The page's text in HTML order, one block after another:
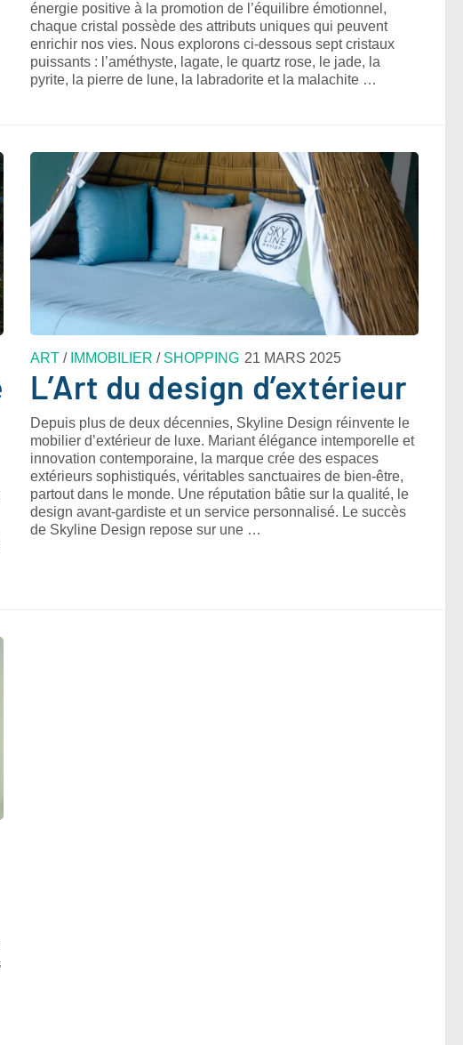
énergie positive à la promotion de l’équilibre émotionnel,
chaque cristal possède des attributs uniques qui peuvent
enrichir nos vies. Nous explorons ci-dessous sept cristaux
puissants : l’améthyste, lagate, le quartz rose, le jade, la
pyrite, la pierre de lune, la labradorite et la malachite …
ART / IMMOBILIER / SHOPPING 21 MARS 2025
L’Art du design d’extérieur
Depuis plus de deux décennies, Skyline Design réinvente le
mobilier d’extérieur de luxe. Mariant élégance intemporelle et
innovation contemporaine, la marque crée des espaces
extérieurs sophistiqués, véritables sanctuaires de bien-être,
partout dans le monde. Une réputation bâtie sur la qualité, le
design avant-gardiste et un service personnalisé. Le succès
de Skyline Design repose sur une …